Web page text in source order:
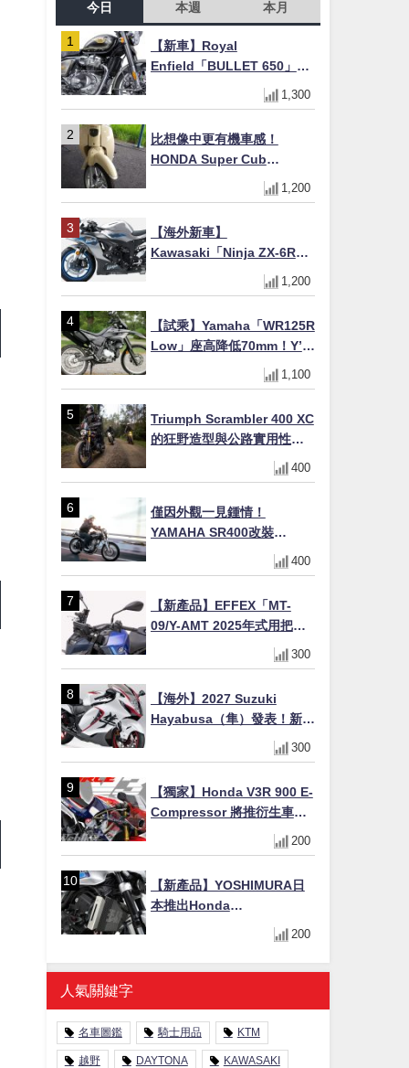
今日 本週 本月
【新車】Royal
Enfield「BULLET 650」8
月27日日本發售（98萬日圓
～）！648cc空冷並列雙缸×
色
1,300
比想像中更有機車感！
HONDA Super Cub
110【Webike愛車精選】
1,200
【海外新車】
Kawasaki「Ninja ZX-6R」
2027年式北美發表！636cc
四缸×銀河銀/暮光藍新色
美元起
1,200
【試乘】Yamaha「WR125R
Low」座高降低70mm！Y’s
Gear低座高座墊×低座高連桿
×腳踏著地感大幅改善，越野
1,100
Triumph Scrambler 400 XC
的狂野造型與公路實用性的
400
僅因外觀一見鍾情！
YAMAHA SR400改裝
Tracker風格｜ 女車主的機車
人生蛻變記
400
【新產品】EFFEX「MT-
09/Y-AMT 2025年式用把手
Easy Fit Bar Plus」！高
7mm後移16mm直上×三色×
300
【海外】2027 Suzuki
Hayabusa（隼）發表！新增
Special Edition 特仕版，全
新珍珠白塗裝與專屬配備登
300
【獨家】Honda V3R 900 E-
Compressor 將推衍生車
系？自然進氣 V3 同步測試
中，CG 預想曝光！
200
【新產品】YOSHIMURA日
本推出Honda
CB1000F/CB1000 HORNET
專用水箱護網，六角網紋設
計質感升級
200
人氣關鍵字
名車圖鑑 騎士用品 KTM
越野 DAYTONA KAWASAKI